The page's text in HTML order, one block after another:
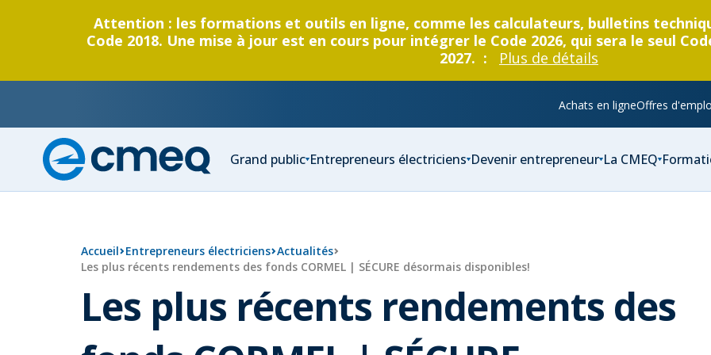
Attention : les formations et outils en ligne, comme les calculateurs, bulletins
Code 2018. Une mise à jour est en cours pour intégrer le Code 2026, qui sera le seul
2027. :
Plus de détails
Achats en ligneOffres
des Grand public Entrepreneurs électriciens Devenir entrepreneur La CMEQ
Accueil Entrepreneurs électriciens Actualités
Les plus récents rendements des fonds CORMEL | SÉCURE désormais disponibles!
Les plus récents rendements des